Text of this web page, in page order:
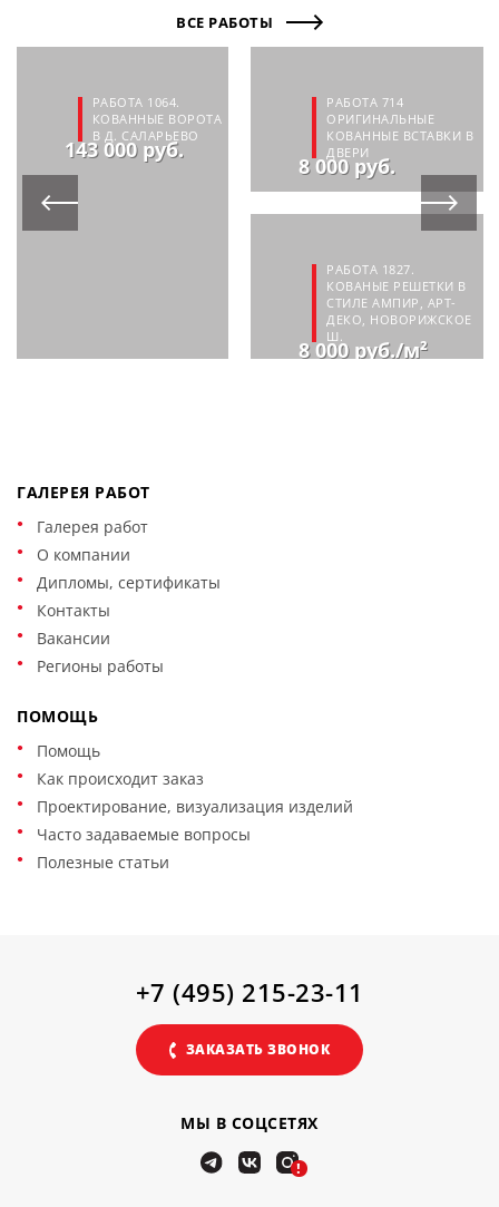
ВСЕ РАБОТЫ
РАБОТА 1064.
КОВАННЫЕ ВОРОТА
В Д. САЛАРЬЕВО
143 000 руб.
РАБОТА 714
ОРИГИНАЛЬНЫЕ
КОВАННЫЕ ВСТАВКИ В
ДВЕРИ
8 000 руб.
РАБОТА 1827.
КОВАНЫЕ РЕШЕТКИ В
СТИЛЕ АМПИР, АРТ-
ДЕКО, НОВОРИЖСКОЕ
Ш.
8 000 руб./м²
ГАЛЕРЕЯ РАБОТ
Галерея работ
О компании
Дипломы, сертификаты
Контакты
Вакансии
Регионы работы
ПОМОЩЬ
Помощь
Как происходит заказ
Проектирование, визуализация изделий
Часто задаваемые вопросы
Полезные статьи
МЫ В СОЦСЕТЯХ
!
+7 (495) 215-23-11
ЗАКАЗАТЬ ЗВОНОК